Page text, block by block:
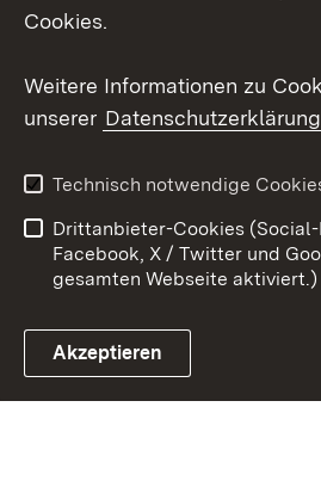
Youtube
Link zum Landesportal
Kontakt
Barrierefreiheit
Impressum
Cookies.
Weitere Informationen zu
unserer Datenschutzerklärung
Technisch notwendige
Drittanbieter-Cookies
Facebook, X / Twitter und
gesamten Webseite aktiviert.)
Akzeptieren